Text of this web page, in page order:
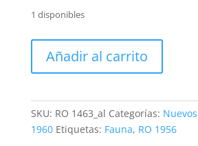
1 disponibles
1463.
1'75
Lei
Añadir al carrito
SKU: RO 1463_al Categorías:
1960 Etiquetas: Fauna, RO 1956